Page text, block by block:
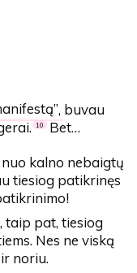
, buvau
10 Bet…
kalno nebaigtų
tiesiog patikrinęs
taip pat, tiesiog
Nes ne viską
noriu.